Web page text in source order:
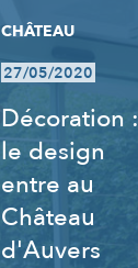
CHÂTEAU
27/05/2020
Décoration :
le design
entre au
Château
d'Auvers